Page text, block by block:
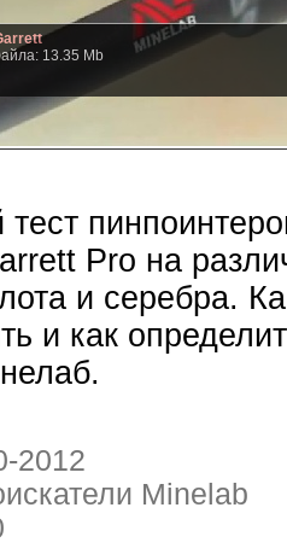
13.35 Mb
Pro на
и серебра.
и как
2012
Minelab